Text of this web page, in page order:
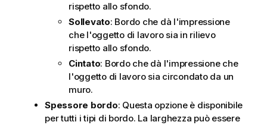
rispetto allo sfondo.
Sollevato: Bordo che dà l'impressione
che l'oggetto di lavoro sia in rilievo
rispetto allo sfondo.
Cintato: Bordo che dà l'impressione che
l'oggetto di lavoro sia circondato da un
muro.
Spessore bordo: Questa opzione è disponibile
per tutti i tipi di bordo. La larghezza può essere